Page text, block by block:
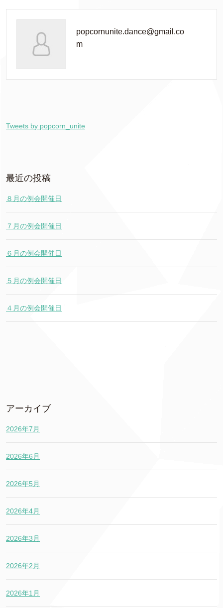
popcornunite.dance@gmail.co
m
Tweets by popcorn_unite
最近の投稿
８月の例会開催日
７月の例会開催日
６月の例会開催日
５月の例会開催日
４月の例会開催日
アーカイブ
2026年7月
2026年6月
2026年5月
2026年4月
2026年3月
2026年2月
2026年1月